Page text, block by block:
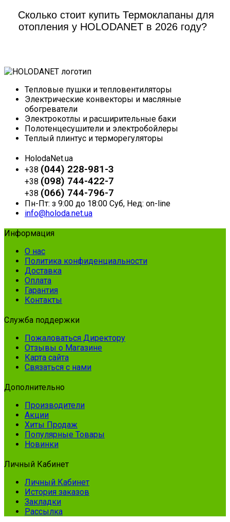
отопления у HOLODANET в 2026 году?
Тепловые пушки и тепловентиляторы
Электрические конвекторы и масляные
обогреватели
Электрокотлы и расширительные баки
Полотенцесушители и электробойлеры
Теплый плинтус и терморегуляторы
HolodaNet.ua
+38 (044) 228-981-3
+38 (098) 744-422-7
+38 (066) 744-796-7
Пн-Пт: з 9:00 до 18:00 Суб, Нед: on-line
info@holoda.net.ua
Информация
О нас
Политика конфиденциальности
Доставка
Оплата
Гарантия
Контакты
Служба поддержки
Пожаловаться Директору
Отзывы о Магазине
Карта сайта
Связаться с нами
Дополнительно
Производители
Акции
Хиты Продаж
Популярные Товары
Новинки
Личный Кабинет
Личный Кабинет
История заказов
Закладки
Рассылка